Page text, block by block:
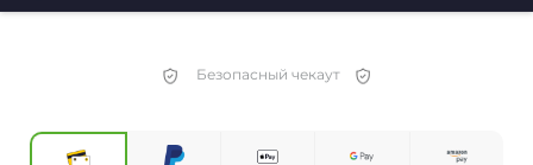
Безопасный чекаут